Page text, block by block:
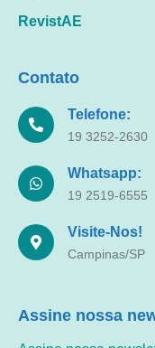
RevistAE
Contato
Telefone:
19 3252-2630
Whatsapp:
19 2519-6555
Visite-Nos!
Campinas/SP
Assine nossa